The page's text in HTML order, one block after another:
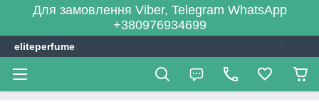
Для замовлення Viber, Telegram WhatsApp
+380976934699
eliteperfume